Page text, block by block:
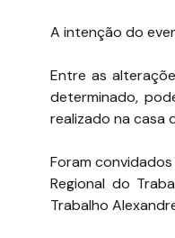
A intenção do
Entre as
determinado,
realizado na casa
Foram
Regional do
Trabalho